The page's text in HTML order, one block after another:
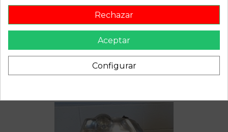
Descripción
Recambio de motor limpia delantero para renault modus
Rechazar
Aceptar
Configurar